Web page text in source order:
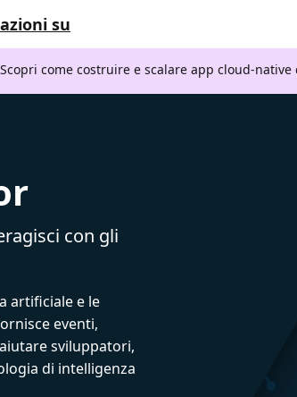
su
come costruire e scalare app cloud-native
con gli
artificiale e le
eventi,
sviluppatori,
di intelligenza